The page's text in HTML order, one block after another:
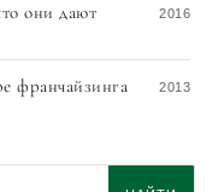
они дают
2016
франчайзинга
2013